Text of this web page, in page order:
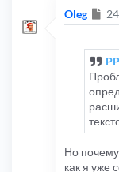
Oleg
Но почему
как я уже